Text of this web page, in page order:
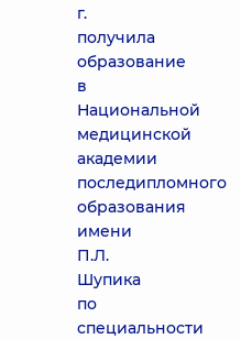
г.
получила
образование
в
Национальной
медицинской
академии
последипломного
образования
имени
П.Л.
Шупика
по
специальности